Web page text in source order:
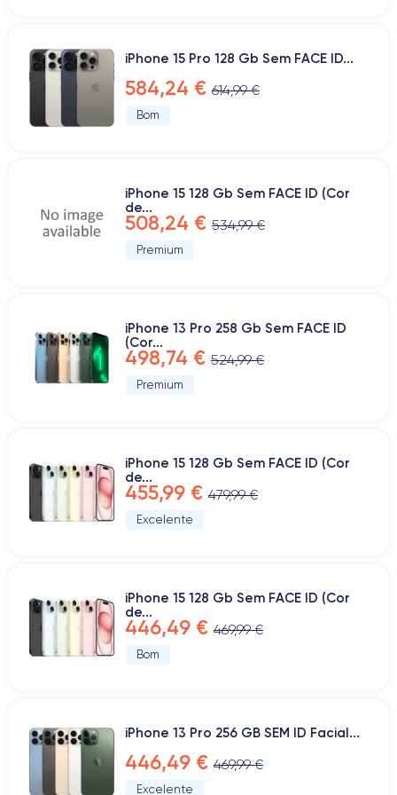
iPhone 15 Pro 128 Gb Sem FACE ID...
584,24 € 614,99 €
Bom
iPhone 15 128 Gb Sem FACE ID (Cor
de...
508,24 € 534,99 €
Premium
iPhone 13 Pro 258 Gb Sem FACE ID
(Cor...
498,74 € 524,99 €
Premium
iPhone 15 128 Gb Sem FACE ID (Cor
de...
455,99 € 479,99 €
Excelente
iPhone 15 128 Gb Sem FACE ID (Cor
de...
446,49 € 469,99 €
Bom
iPhone 13 Pro 256 GB SEM ID Facial...
446,49 € 469,99 €
Excelente